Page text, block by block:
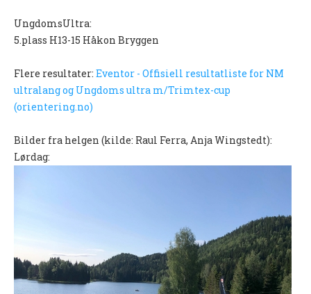
ARRANGEMENT
NM NATT 2023
STOLPEJAKTEN
TRENINGSLØP
UngdomsUltra:
5.plass H13-15 Håkon Bryggen
Flere resultater: Eventor - Offisiell resultatliste for NM
ultralang og Ungdoms ultra m/Trimtex-cup
(orientering.no)
Bilder fra helgen (kilde: Raul Ferra, Anja Wingstedt):
Lørdag: